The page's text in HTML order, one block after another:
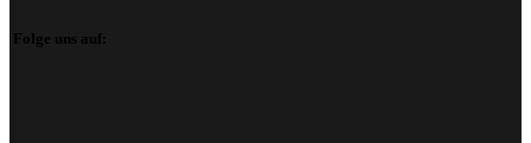
Folge uns auf: